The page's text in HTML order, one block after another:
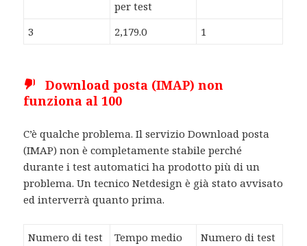
per test
3 2,179.0 1
Download posta (IMAP) non
funziona al 100
C’è qualche problema. Il servizio Download posta
(IMAP) non è completamente stabile perché
durante i test automatici ha prodotto più di un
problema. Un tecnico Netdesign è già stato avvisato
ed interverrà quanto prima.
Numero di test
Tempo medio
Numero di test